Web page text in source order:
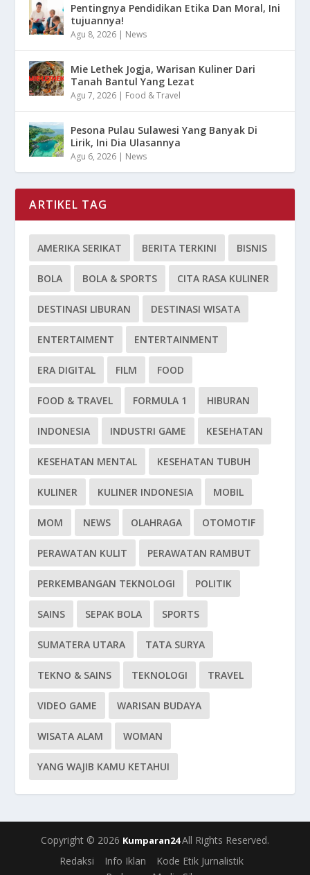
Pentingnya Pendidikan Etika Dan Moral, Ini
tujuannya!
Agu 8, 2026 | News
Mie Lethek Jogja, Warisan Kuliner Dari
Tanah Bantul Yang Lezat
Agu 7, 2026 | Food & Travel
Pesona Pulau Sulawesi Yang Banyak Di
Lirik, Ini Dia Ulasannya
Agu 6, 2026 | News
ARTIKEL TAG
AMERIKA SERIKAT BERITA TERKINI BISNIS
BOLA BOLA & SPORTS CITA RASA KULINER
DESTINASI LIBURAN DESTINASI WISATA
ENTERTAIMENT ENTERTAINMENT
ERA DIGITAL FILM FOOD
FOOD & TRAVEL FORMULA 1 HIBURAN
INDONESIA INDUSTRI GAME KESEHATAN
KESEHATAN MENTAL KESEHATAN TUBUH
KULINER KULINER INDONESIA MOBIL
MOM NEWS OLAHRAGA OTOMOTIF
PERAWATAN KULIT PERAWATAN RAMBUT
PERKEMBANGAN TEKNOLOGI POLITIK
SAINS SEPAK BOLA SPORTS
SUMATERA UTARA TATA SURYA
TEKNO & SAINS TEKNOLOGI TRAVEL
VIDEO GAME WARISAN BUDAYA
WISATA ALAM WOMAN
YANG WAJIB KAMU KETAHUI
Copyright © 2026 Kumparan24All Rights Reserved.
Redaksi
Info Iklan
Kode Etik Jurnalistik